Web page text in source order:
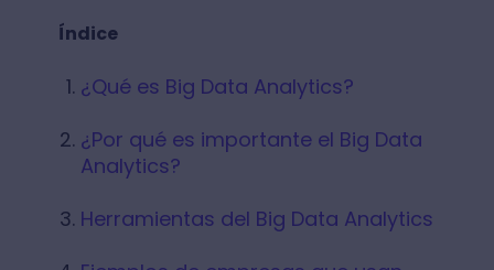
Índice
¿Qué es Big Data Analytics?
¿Por qué es importante el Big Data
Analytics?
Herramientas del Big Data Analytics